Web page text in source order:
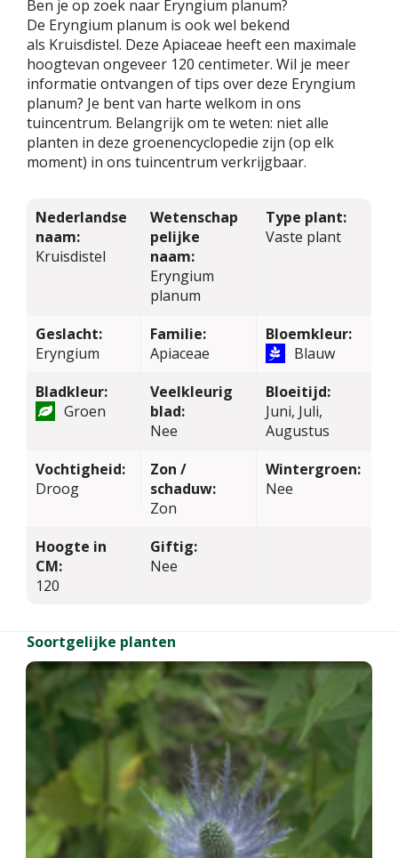
Ben je op zoek naar Eryngium planum?
De Eryngium planum is ook wel bekend
als Kruisdistel. Deze Apiaceae heeft een maximale
hoogtevan ongeveer 120 centimeter. Wil je meer
informatie ontvangen of tips over deze Eryngium
planum? Je bent van harte welkom in ons
tuincentrum. Belangrijk om te weten: niet alle
planten in deze groenencyclopedie zijn (op elk
moment) in ons tuincentrum verkrijgbaar.
Nederlandse
naam:
Kruisdistel
Wetenschap
pelijke
naam:
Eryngium
planum
Type plant:
Vaste plant
Geslacht:
Eryngium
Familie:
Apiaceae
Bloemkleur:
Blauw
Bladkleur:
Groen
Veelkleurig
blad:
Nee
Bloeitijd:
Juni, Juli,
Augustus
Vochtigheid:
Droog
Zon /
schaduw:
Zon
Wintergroen:
Nee
Hoogte in
CM:
120
Giftig:
Nee
Soortgelijke planten